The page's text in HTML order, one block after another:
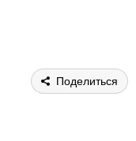
Поделиться